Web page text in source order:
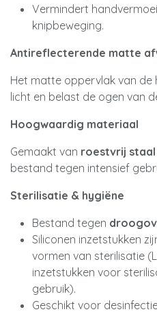
Vermindert
knipbeweging.
Antireflecterende matte
Het matte oppervlak van
licht en belast de ogen van
Hoogwaardig materiaal
Gemaakt van roestvrij
bestand tegen intensief
Sterilisatie & hygiëne
Bestand tegen
Siliconen inzetstukken
vormen van sterilisatie
inzetstukken voor
gebruik).
Geschikt voor